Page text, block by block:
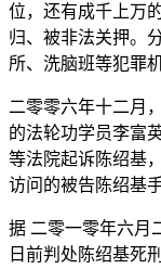
位，还有成千上万
归、被非法关押。
所、洗脑班等犯罪
二零零六年十二月
的法轮功学员李富
等法院起诉陈绍基
访问的被告陈绍基手
据 二零一零年六月
日前判处陈绍基死